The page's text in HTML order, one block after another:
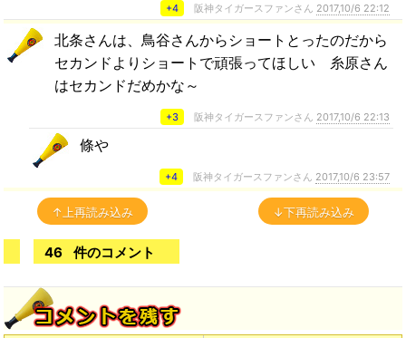
+4 阪神タイガースファンさん 2017,10/6 22:12
北条さんは、鳥谷さんからショートとったのだから
セカンドよりショートで頑張ってほしい 糸原さん
はセカンドだめかな～
+3 阪神タイガースファンさん 2017,10/6 22:13
條や
+4 阪神タイガースファンさん 2017,10/6 23:57
↑上再読み込み ↓下再読み込み
46 件のコメント